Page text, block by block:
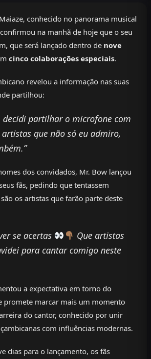
conhecido no panorama musical
na manhã de hoje que o seu
que será lançado dentro de nove
cinco colaborações especiais.
revelou a informação nas suas
partilhou:
decidi partilhar o microfone com
que não só eu admiro,
dos convidados, Mr. Bow lançou
fãs, pedindo que tentassem
os artistas que farão parte deste
se acertas
Que artistas
para cantar comigo neste
a expectativa em torno do
promete marcar mais um momento
do cantor, conhecido por unir
com influências modernas.
dias para o lançamento, os fãs